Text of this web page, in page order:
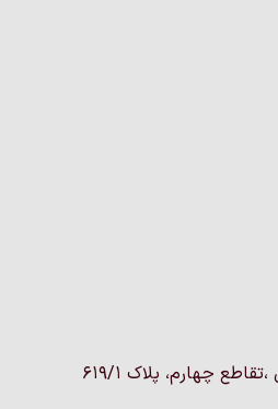
چهارم، پلاک 619/1